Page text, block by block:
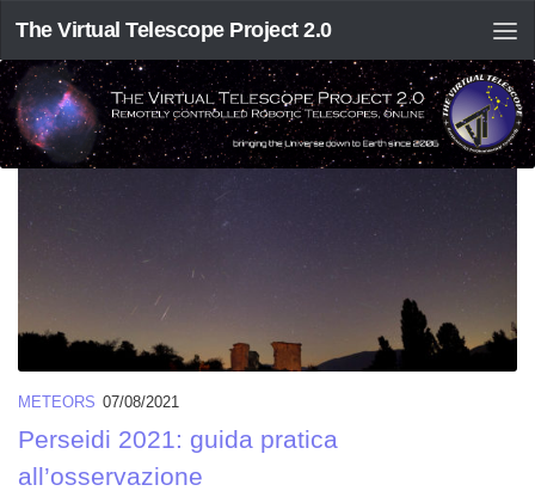
The Virtual Telescope Project 2.0
TAGGED:AGOSTO
METEORS 07/08/2021
Perseidi 2021: guida pratica
all’osservazione